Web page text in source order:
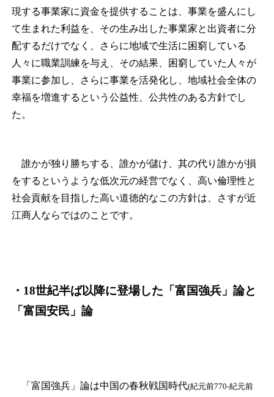
現する事業家に資金を提供することは、事業を盛んにし
て生まれた利益を、その生み出した事業家と出資者に分
配するだけでなく、さらに地域で生活に困窮している
人々に職業訓練を与え、その結果、困窮していた人々が
事業に参加し、さらに事業を活発化し、地域社会全体の
幸福を増進するという公益性、公共性のある方針でし
た。
誰かが独り勝ちする、誰かが儲け、其の代り誰かが損
をするというような低次元の経営でなく、高い倫理性と
社会貢献を目指した高い道徳的なこの方針は、さすが近
江商人ならではのことです。
・18世紀半ば以降に登場した「富国強兵」論と
「富国安民」論
「富国強兵」論は中国の春秋戦国時代(紀元前770-紀元前